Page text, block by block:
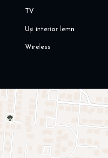
TV
Uși interior lemn
Wireless